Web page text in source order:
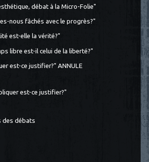
débat à la Micro-Folie"
nous fâchés avec le progrès?"
est-elle la vérité?"
libre est-il celui de la liberté?"
est-ce justifier?" ANNULE
est-ce justifier?"
des débats